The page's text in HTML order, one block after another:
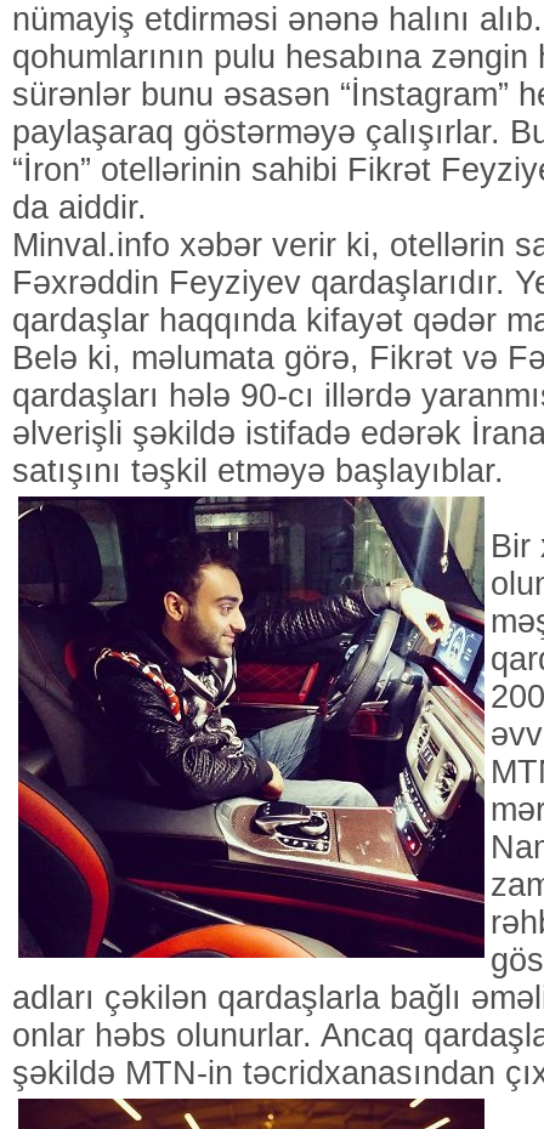
nümayiş etdirməsi ənənə halını
qohumlarının pulu hesabına
sürənlər bunu əsasən “İnstagram”
paylaşaraq göstərməyə çalışırlar.
“İron” otellərinin sahibi Fikrət
da aiddir.
Minval.info xəbər verir ki, otellərin
Fəxrəddin Feyziyev qardaşlarıdır.
qardaşlar haqqında kifayət qədər
Belə ki, məlumata görə, Fikrət və
qardaşları hələ 90-cı illərdə
əlverişli şəkildə istifadə edərək İrana
satışını təşkil etməyə başlayıblar.
Bir
adları çəkilən qardaşlarla bağlı
onlar həbs olunurlar. Ancaq
şəkildə MTN-in təcridxanasından